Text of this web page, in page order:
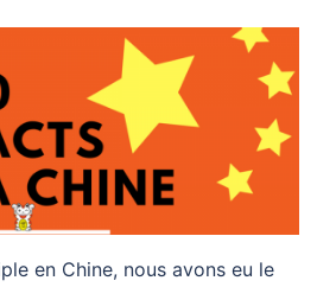
en Chine, nous avons eu le